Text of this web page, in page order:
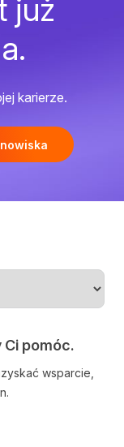
już
karierze.
Ci pomóc.
wsparcie,